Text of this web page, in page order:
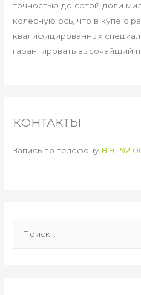
точностью до сотой доли
колесную ось, что в купе с
квалифицированных
гарантировать высочайший
КОНТАКТЫ
Запись по телефону 8 91192